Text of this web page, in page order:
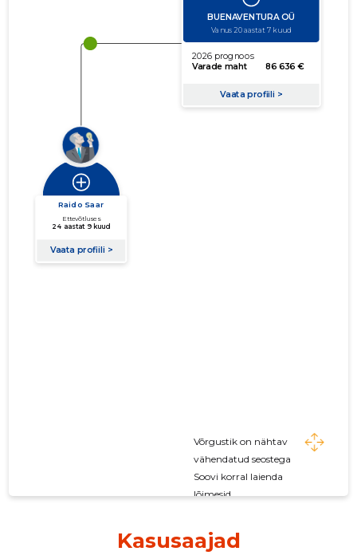
võla suurus
Seoste laiendamine
Võrgustik on nähtav
vähendatud seostega
Soovi korral laienda
lõimesid
Kasusaajad